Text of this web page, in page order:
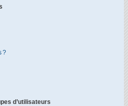
?
d’utilisateurs